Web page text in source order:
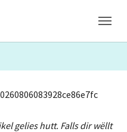
gelies hutt. Falls dir wëllt